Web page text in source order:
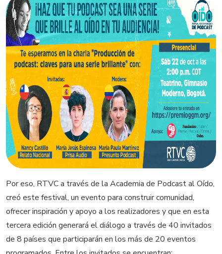
Por eso, RTVC a través de la Academia de Podcast al Oído,
creó este festival, un evento para construir comunidad,
ofrecer inspiración y apoyo a los realizadores y que en esta
tercera edición generará el diálogo a través de 40 invitados
de 8 países que participarán en los más de 20 eventos